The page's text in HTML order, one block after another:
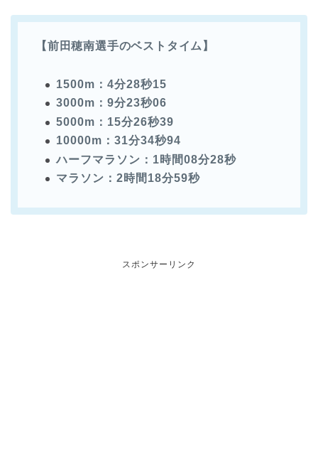
【前田穂南選手のベストタイム】
1500m：4分28秒15
3000m：9分23秒06
5000m：15分26秒39
10000m：31分34秒94
ハーフマラソン：1時間08分28秒
マラソン：2時間18分59秒
スポンサーリンク